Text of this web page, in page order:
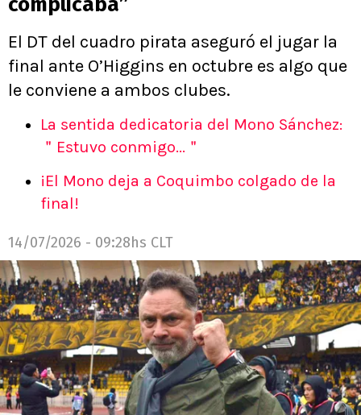
El DT del cuadro pirata aseguró el jugar la
final ante O’Higgins en octubre es algo que
le conviene a ambos clubes.
La sentida dedicatoria del Mono Sánchez:
＂Estuvo conmigo...＂
¡El Mono deja a Coquimbo colgado de la
final!
14/07/2026 - 09:28hs CLT